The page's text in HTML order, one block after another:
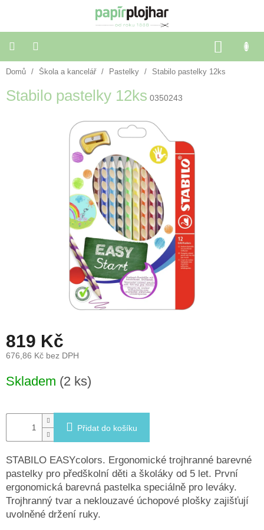
KOŠÍK
Balení
Tipy
na
dárky
Novinky
Přihlášení
Domů / Škola a kancelář / Pastelky / Stabilo pastelky 12ks
Stabilo pastelky 12ks 0350243
819 Kč
676,86 Kč bez DPH
cena:
Skladem (2 ks)
Přidat do košíku
STABILO EASYcolors. Ergonomické trojhranné barevné
pastelky pro předškolní děti a školáky od 5 let. První
ergonomická barevná pastelka speciálně pro leváky.
Trojhranný tvar a neklouzavé úchopové plošky zajišťují
uvolněné držení ruky.